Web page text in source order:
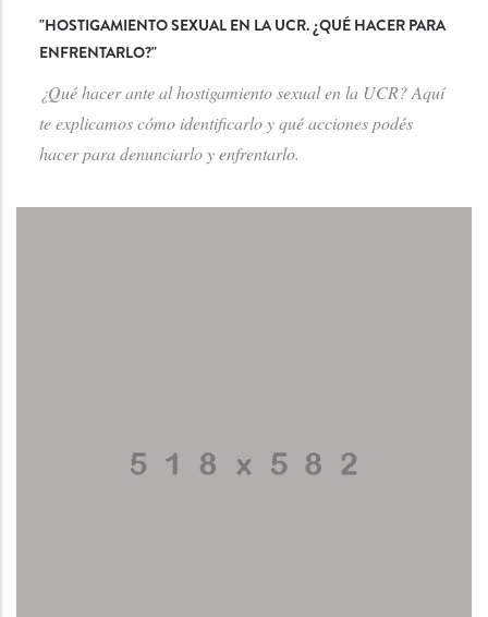
"HOSTIGAMIENTO SEXUAL EN LA UCR. ¿QUÉ HACER PARA
ENFRENTARLO?"
¿Qué hacer ante al hostigamiento sexual en la UCR? Aquí
te explicamos cómo identificarlo y qué acciones podés
hacer para denunciarlo y enfrentarlo.